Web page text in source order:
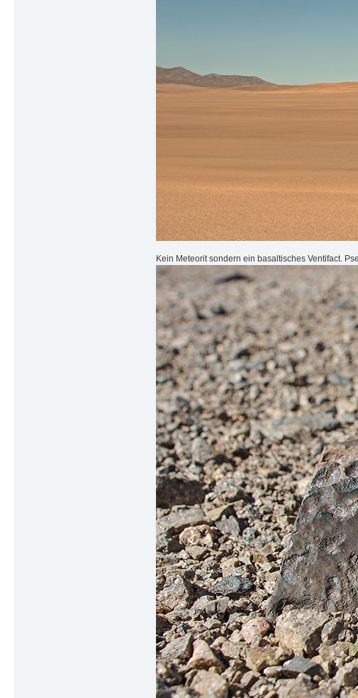
Kein Meteorit sondern ein basaltisches Ventifact.